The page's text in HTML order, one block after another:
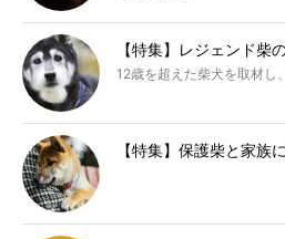
【特集】レジェンド柴
12歳を超えた柴犬を取材し
【特集】保護柴と家族